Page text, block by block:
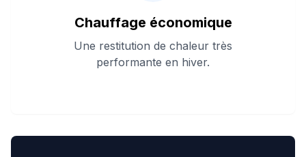
Chauffage économique
Une restitution de chaleur très
performante en hiver.